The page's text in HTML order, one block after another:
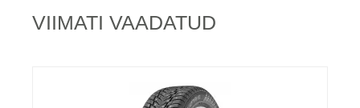
VIIMATI VAADATUD